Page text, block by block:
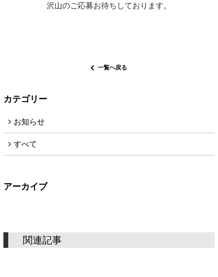
沢山のご応募お待ちしております。
一覧へ戻る
カテゴリー
お知らせ
すべて
アーカイブ
関連記事